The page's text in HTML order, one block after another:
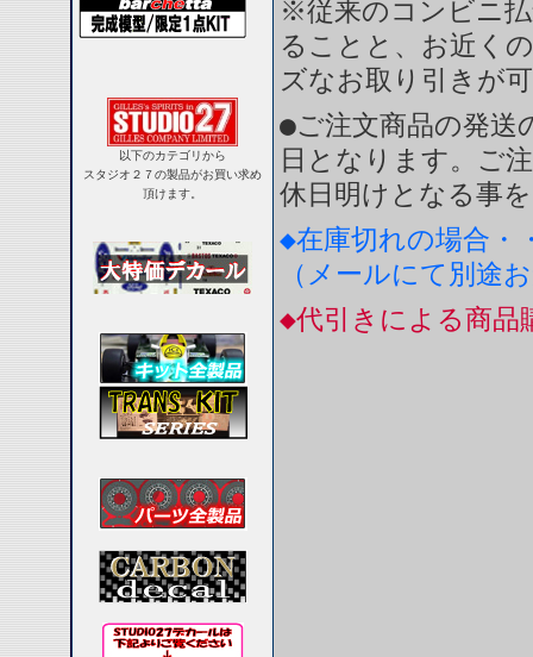
以下のカテゴリから
スタジオ２７の製品がお買い求め
頂けます。
※従来のコンビニ
ることと、お近く
ズなお取り引きが
●ご注文商品の発送
日となります。ご
休日明けとなる事
◆在庫切れの場合・
（メールにて別途
◆代引きによる商品